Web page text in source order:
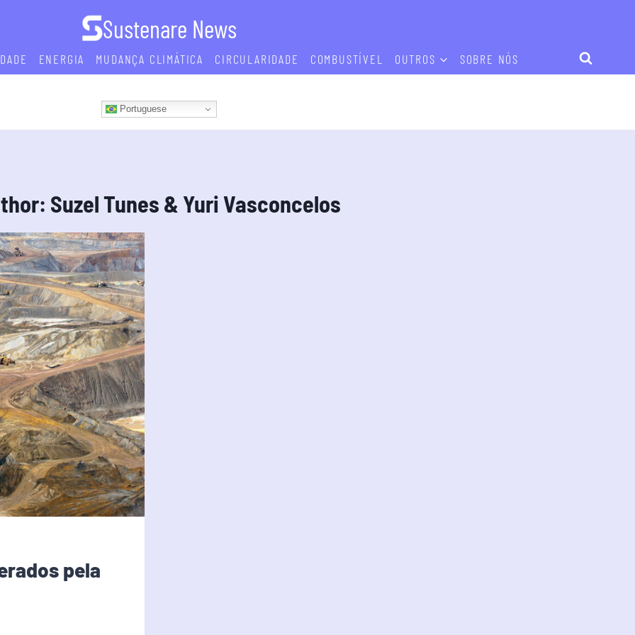
Sustenare News
ENERGIA MUDANÇA CLIMÁTICA CIRCULARIDADE COMBUSTÍVEL OUTROS SOBRE NÓS
Portuguese
Suzel Tunes & Yuri Vasconcelos
pela